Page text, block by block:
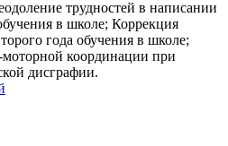
трудностей в написании
в школе; Коррекция
года обучения в школе;
моторной координации при
дисграфии.